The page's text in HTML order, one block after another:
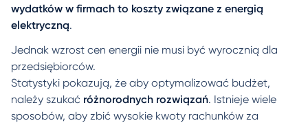
wydatków w firmach to koszty związane z energią
elektryczną.
Jednak wzrost cen energii nie musi być wyrocznią dla
przedsiębiorców.
Statystyki pokazują, że aby optymalizować budżet,
należy szukać różnorodnych rozwiązań. Istnieje wiele
sposobów, aby zbić wysokie kwoty rachunków za